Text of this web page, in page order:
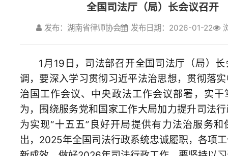
发布：湖南省律师协会 发布日期：2026-01-22 浏览量
1月19日，司法部召开全国司法厅（局）长会议。会议强
治国工作会议、中央政法工作会议部署，实干笃行，担当作
出，2025年全国司法行政系统忠诚履职，各项工作取得新进展
新成效。做好2026年司法行政工作，要坚持以习近平新时代中
国特色社会主义思想为指导，全面贯彻党的二十大和二十届历
次全会精神，认真落实四中全会部署，坚持党的绝对领导，坚
持人民至上，围绕“两个更加注重”着力增强法治服务保障经济
社会发展的主动性、协同性、有效性，持续强化政治建设、专
业能力建设、作风建设和工作落实，在推进更高水平法治中国
建设中担当尽责，以实际成效坚定拥护“两个确立”、坚决做到